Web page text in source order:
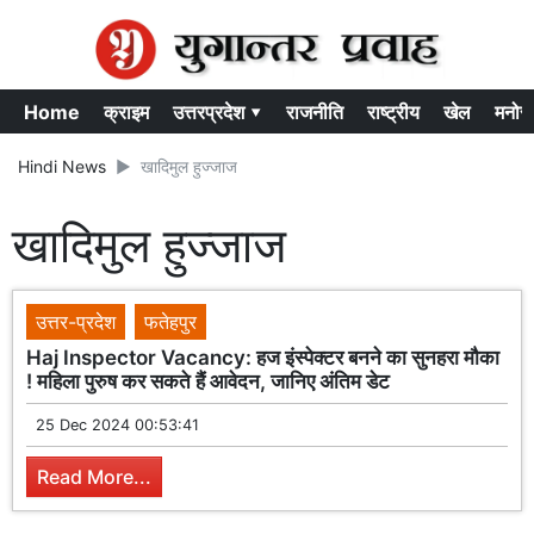
Home क्राइम उत्तरप्रदेश ▾ राजनीति राष्ट्रीय खेल
Hindi News खादिमुल हुज्जाज
खादिमुल हुज्जाज
उत्तर-प्रदेश
फतेहपुर
Haj Inspector Vacancy: हज इंस्पेक्टर बनने का सुनहरा मौका
! महिला पुरुष कर सकते हैं आवेदन, जानिए अंतिम डेट
25 Dec 2024 00:53:41
Read More...